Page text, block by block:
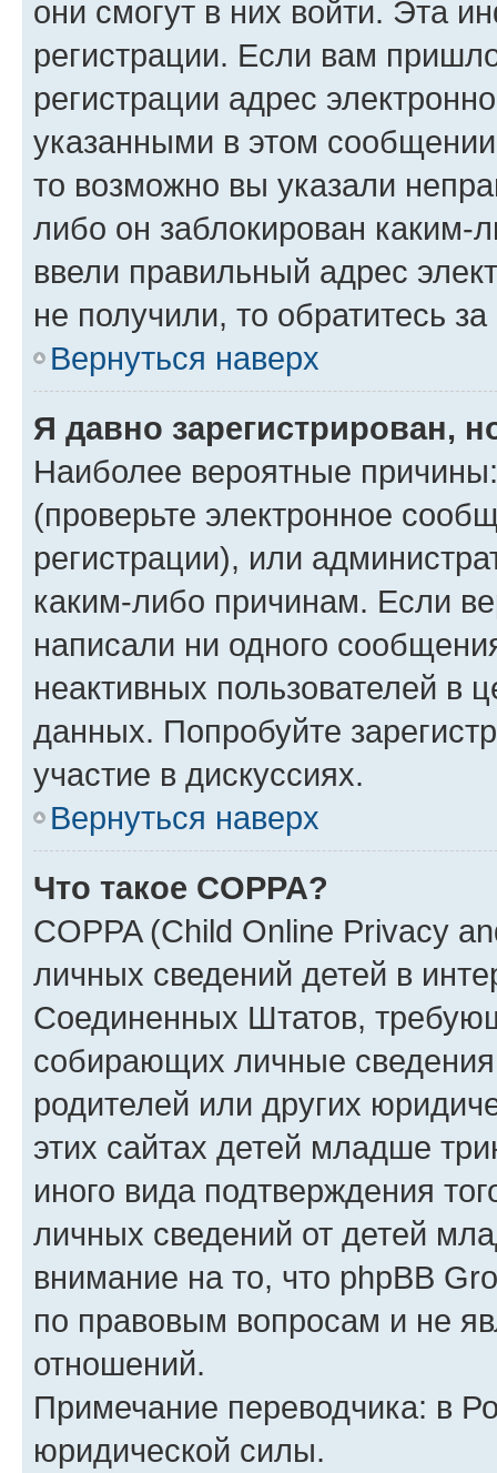
они смогут в них войти. Эта
регистрации. Если вам
регистрации адрес
указанными в этом
то возможно вы указали
либо он заблокирован
ввели правильный адрес
не получили, то обратитесь
Вернуться наверх
Я давно зарегистрирован,
Наиболее вероятные
(проверьте электронное
регистрации), или
каким-либо причинам. Если
написали ни одного
неактивных пользователей в
данных. Попробуйте
участие в дискуссиях.
Вернуться наверх
Что такое COPPA?
COPPA (Child Online Privacy
личных сведений детей в
Соединенных Штатов,
собирающих личные
родителей или других
этих сайтах детей младше
иного вида подтверждения
личных сведений от детей
внимание на то, что phpBB
по правовым вопросам и не
отношений.
Примечание переводчика: в
юридической силы.